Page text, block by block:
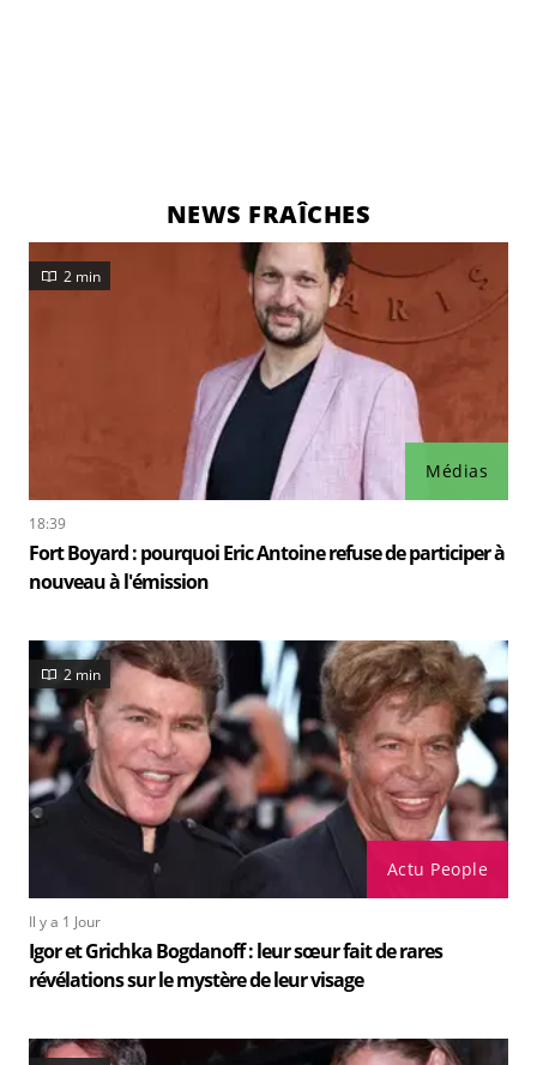
NEWS FRAÎCHES
Médias
2 min
18:39
Fort Boyard : pourquoi Eric Antoine refuse de participer à
nouveau à l'émission
Actu People
2 min
Il y a 1 Jour
Igor et Grichka Bogdanoff : leur sœur fait de rares
révélations sur le mystère de leur visage